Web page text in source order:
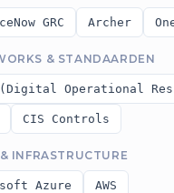
GRC Archer
& STANDAARDEN
(Digital Operational
CIS Controls
INFRASTRUCTURE
Azure AWS